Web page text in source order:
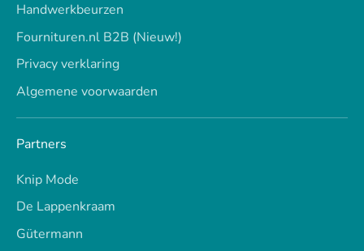
Handwerkbeurzen
Fournituren.nl B2B (Nieuw!)
Privacy verklaring
Algemene voorwaarden
Partners
Knip Mode
De Lappenkraam
Gütermann